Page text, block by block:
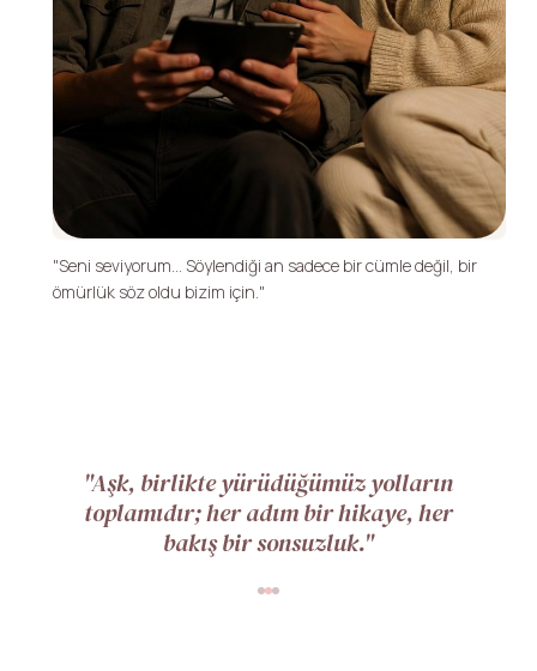
"Seni seviyorum... Söylendiği an sadece bir cümle değil, bir
ömürlük söz oldu bizim için."
"Aşk, birlikte yürüdüğümüz yolların
toplamıdır; her adım bir hikaye, her
bakış bir sonsuzluk."